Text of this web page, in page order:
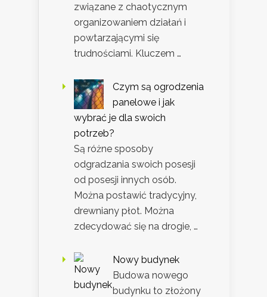
związane z chaotycznym
organizowaniem działań i
powtarzającymi się
trudnościami. Kluczem …
Czym są ogrodzenia
panelowe i jak
wybrać je dla swoich
potrzeb?
Są różne sposoby
odgradzania swoich posesji
od posesji innych osób.
Można postawić tradycyjny,
drewniany płot. Można
zdecydować się na drogie, …
Nowy budynek
Budowa nowego
budynku to złożony